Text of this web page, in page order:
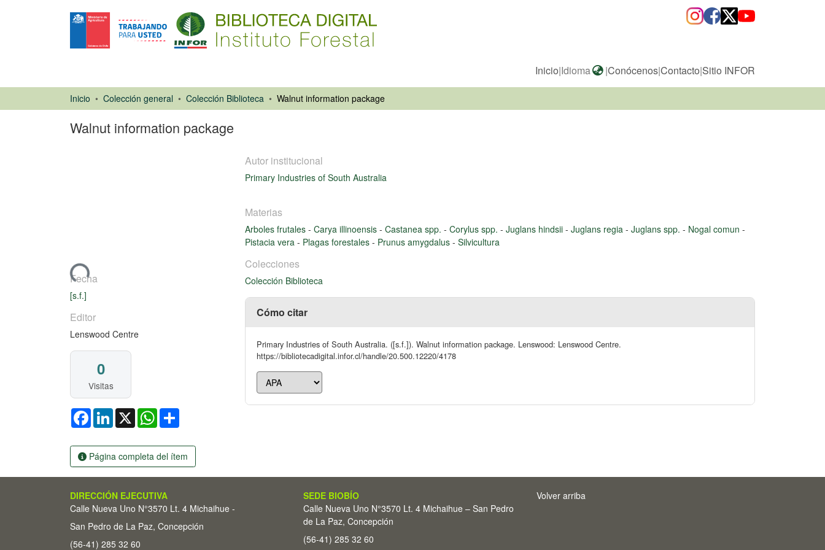
Inicio|Idioma |Conócenos|Contacto|Sitio INFOR
Inicio Colección general Colección Biblioteca Walnut information package
Walnut information package
Cargando...
Fecha
[s.f.]
Editor
Lenswood Centre
0
Visitas
FacebookLinkedIn
X WhatsApp
Página completa del ítem
Autor institucional
Primary Industries of South Australia
Materias
Arboles frutales - Carya illinoensis - Castanea spp. - Corylus spp. - Juglans hindsii - Juglans regia - Juglans spp. - Nogal comun -
Pistacia vera - Plagas forestales - Prunus amygdalus - Silvicultura
Colecciones
Colección Biblioteca
Cómo citar
Primary Industries of South Australia. ([s.f.]). Walnut information package. Lenswood: Lenswood Centre.
https://bibliotecadigital.infor.cl/handle/20.500.12220/4178
DIRECCIÓN EJECUTIVA
Calle Nueva Uno N°3570 Lt. 4 Michaihue -
San Pedro de La Paz, Concepción
(56-41) 285 32 60
SEDE BIOBÍO
Calle Nueva Uno N°3570 Lt. 4 Michaihue – San Pedro
de La Paz, Concepción
(56-41) 285 32 60
Volver arriba